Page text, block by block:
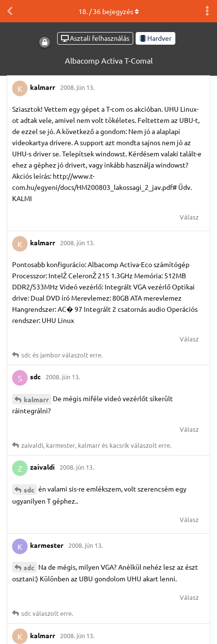
Asztali felhasználás Hardver
Albacomp Activa T-Comal
18. /36bejegyzés
K kalmarr 2008. jún 13.
Sziasztok! Vettem egy gépet a T-com os akcióban. UHU Linux-
ot adtak vele, amivel nem volt tökéletes. Feltettem az UBU-t,
de ezzel se jó. A következő a gondom: Nem jó a alaplapi
videokartya drivere. A support azt mondta sajnos nem jó az
UHU-s driver se. Telepítsek windowst. Kérdésem valaki talált-e
ehez a géphez jó drivert, vagy inkább használja windowst?
Akciós leírás: http://www.t-
com.hu/egyeni/docs/HM200803_lakossagi_2_jav.pdf# Üdv.
KALMI
Válasz
K kalmarr 2008. jún 13.
Pontosabb konfigurácio: Albacomp Activa-Eco számítógép
Processzor: IntelŽ CeleronŽ 215 1.3GHz Memória: 512MB
DDR2/533MHz Videó vezérlő: Integrált VGA vezérlő Optikai
drive: Dual DVD író Merevlemez: 80GB ATA merevlemez
Hangrendszer: AC� 97 Integrált 2 csatornás audio Operációs
rendszer: UHU Linux
Válasz
sdcés jamborválaszolt erre.
S sdc 2008. jún 13.
kalmarr De mégis miféle videó vezérlőt sikerült
ráintegrálni?
Válasz
zaivaldi, karmester, kalmarrés kacsrik válaszolt erre.
Z zaivaldi 2008. jún 13.
sdc én valami sis-re emlékszem, volt szerencsém egy
ugyanilyen T géphez..
Válasz
K karmester 2008. jún 13.
sdc Na de mégis, milyen VGA? Anélkül nehéz lesz az észt
osztani:) Különben az UBU gondolom UHU akart lenni.
Válasz
sdcválaszolt erre.
K kalmarr 2008. jún 13.